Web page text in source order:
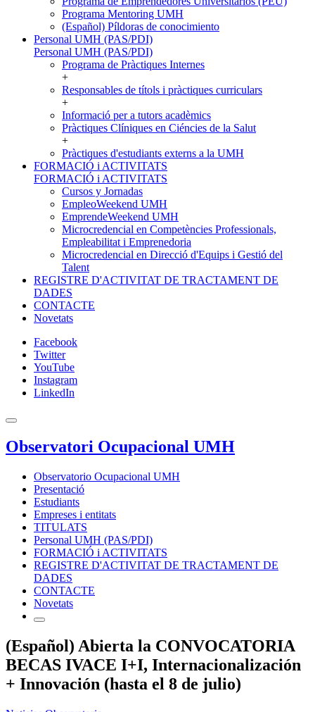
Programa Mentoring UMH
(Español) Píldoras de conocimiento
Personal UMH (PAS/PDI)
Personal UMH (PAS/PDI)
Programa de Pràctiques Internes
+
Responsables de títols i pràctiques curriculars
+
Informació per a tutors acadèmics
Pràctiques Clíniques en Ciéncies de la Salut
+
Pràctiques d'estudiants externs a la UMH
FORMACIÓ i ACTIVITATS
FORMACIÓ i ACTIVITATS
Cursos y Jornadas
EmpleoWeekend UMH
EmprendeWeekend UMH
Microcredencial en Competències Professionals,
Empleabilitat i Emprenedoria
Microcredencial en Direcció d'Equips i Gestió del
Talent
REGISTRE D'ACTIVITAT DE TRACTAMENT DE
DADES
CONTACTE
Novetats
Facebook
Twitter
YouTube
Instagram
LinkedIn
Observatori Ocupacional UMH
Observatorio Ocupacional UMH
Presentació
Estudiants
Empreses i entitats
TITULATS
Personal UMH (PAS/PDI)
FORMACIÓ i ACTIVITATS
REGISTRE D'ACTIVITAT DE TRACTAMENT DE
DADES
CONTACTE
Novetats
(Español) Abierta la CONVOCATORIA
BECAS IVACE I+I, Internacionalización
+ Innovación (hasta el 8 de julio)